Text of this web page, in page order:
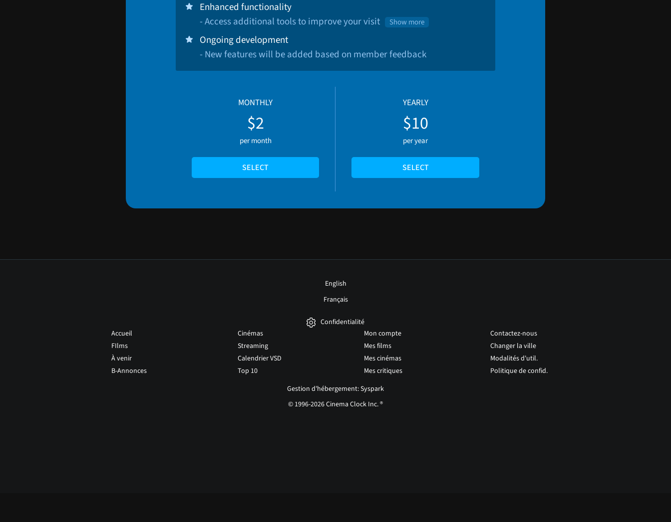
Enhanced functionality
- Access additional tools to improve your visit
Show more
Ongoing development
- New features will be added based on member feedback
MONTHLY
$2
per month
SELECT
YEARLY
$10
per year
SELECT
English
Français
Confidentialité
Accueil
FIlms
À venir
B-Annonces
Cinémas
Streaming
Calendrier VSD
Top 10
Mon compte
Mes films
Mes cinémas
Mes critiques
Contactez-nous
Changer la ville
Modalités d'util.
Politique de confid.
Gestion d'hébergement: Syspark
© 1996-2026 Cinema Clock Inc. ®